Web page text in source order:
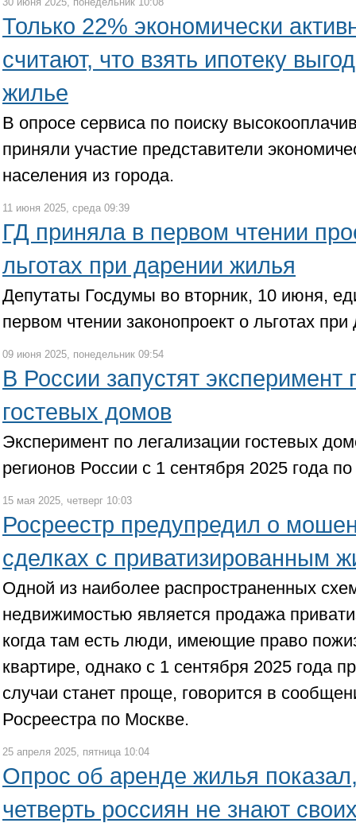
Только 22% экономически
считают, что взять ипотеку
жилье
В опросе сервиса по поиску
приняли участие представители
населения из города.
11 июня 2025, среда 09:39
ГД приняла в первом чтении
льготах при дарении жилья
Депутаты Госдумы во вторник, 10 июня,
первом чтении законопроект о льготах
09 июня 2025, понедельник 09:54
В России запустят эксперимент
гостевых домов
Эксперимент по легализации гостевых
регионов России с 1 сентября 2025 года
15 мая 2025, четверг 10:03
Росреестр предупредил о
сделках с приватизированным
Одной из наиболее распространенных
недвижимостью является продажа
когда там есть люди, имеющие право
квартире, однако с 1 сентября 2025 года
случаи станет проще, говорится в
Росреестра по Москве.
25 апреля 2025, пятница 10:04
Опрос об аренде жилья
четверть россиян не знают